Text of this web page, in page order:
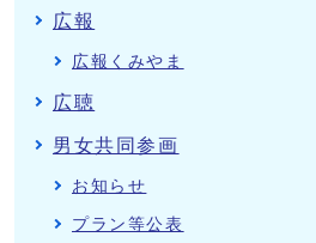
広報
広報くみやま
広聴
男女共同参画
お知らせ
プラン等公表